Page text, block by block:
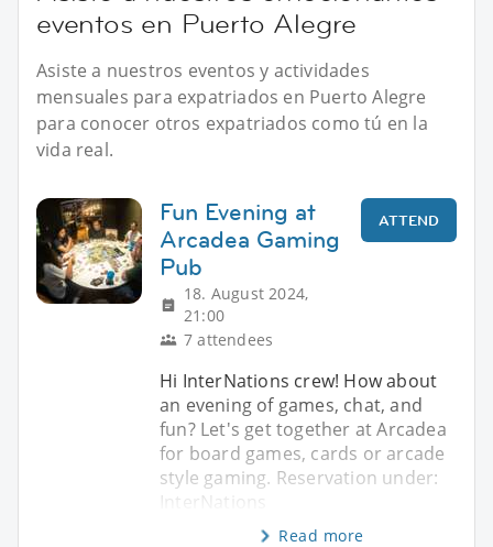
eventos en Puerto Alegre
Asiste a nuestros eventos y actividades
mensuales para expatriados en Puerto Alegre
para conocer otros expatriados como tú en la
vida real.
Fun Evening at
Arcadea Gaming
Pub
18. August 2024,
21:00
7 attendees
ATTEND
Hi InterNations crew! How about
an evening of games, chat, and
fun? Let's get together at Arcadea
for board games, cards or arcade
style gaming. Reservation under:
InterNations
Read more